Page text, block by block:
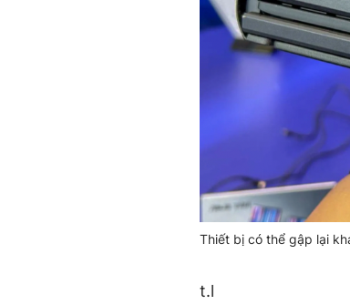
Thiết bị có thể gập lại
t.l